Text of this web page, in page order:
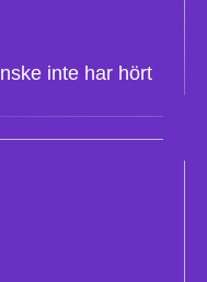
inte har hört